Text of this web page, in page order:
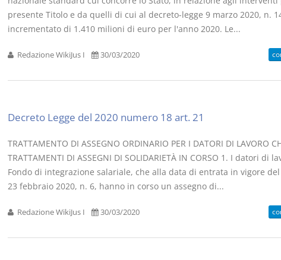
presente Titolo e da quelli di cui al decreto-legge 9 marzo 2020, n.
incrementato di 1.410 milioni di euro per l'anno 2020. Le...
Redazione WikiJus I 30/03/2020
Decreto Legge del 2020 numero 18 art. 21
TRATTAMENTO DI ASSEGNO ORDINARIO PER I DATORI DI LAVORO
TRATTAMENTI DI ASSEGNI DI SOLIDARIETÀ IN CORSO 1. I datori di
Fondo di integrazione salariale, che alla data di entrata in vigore
23 febbraio 2020, n. 6, hanno in corso un assegno di...
Redazione WikiJus I 30/03/2020